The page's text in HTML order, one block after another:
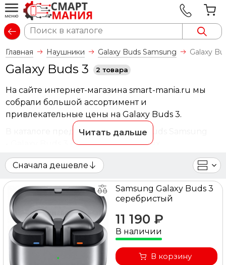
Главная Наушники Galaxy Buds Samsung Galaxy
Galaxy Buds 3 2 товара
На сайте интернет-магазина smart-mania.ru мы
собрали большой ассортимент и
привлекательные цены на Galaxy Buds 3.
В каталоге представлены Galaxy Buds Samsung
- Galaxy Buds 3 от ведущих мировых
производителей. Вы можете ознакомиться с
фотографиями, описанием товаров, отзывами
покупателей, техническими характеристиками, а
также сравнить понравившиеся модели и
выбрать лучшую стоимость.
Для того чтобы купить Galaxy Buds 3, достаточно
оформить заявку на сайте или связаться с
консультантом в режиме on-line.
Читать дальше
Сначала дешевле
Samsung Galaxy Buds 3
серебристый
11 190 ₽
В наличии
В корзину